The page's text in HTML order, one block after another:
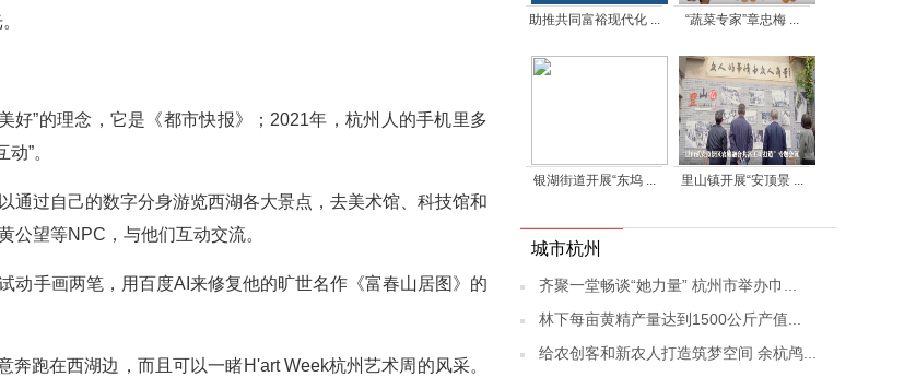
好”的理念，它是《都市快报》；2021年，杭州人的手机里多
”。
通过自己的数字分身游览西湖各大景点，去美术馆、科技馆和
公望等NPC，与他们互动交流。
动手画两笔，用百度AI来修复他的旷世名作《富春山居图》的
跑在西湖边，而且可以一睹H'art Week杭州艺术周的风采。
助推共同富裕现代化 ... “蔬菜专家”章忠梅 ...
银湖街道开展“东坞 ... 里山镇开展“安顶景 ...
城市杭州
齐聚一堂畅谈“她力量” 杭州市举办巾...
林下每亩黄精产量达到1500公斤产值...
给农创客和新农人打造筑梦空间 余杭鸬...